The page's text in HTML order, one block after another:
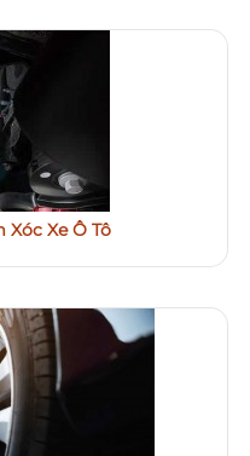
Xóc Xe Ô Tô